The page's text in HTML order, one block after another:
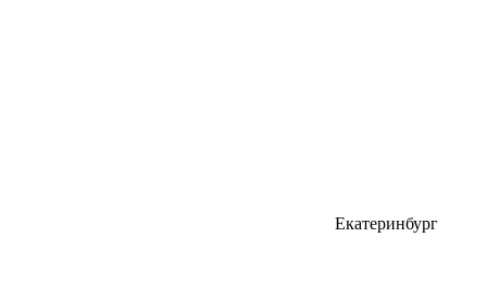
Екатеринбург